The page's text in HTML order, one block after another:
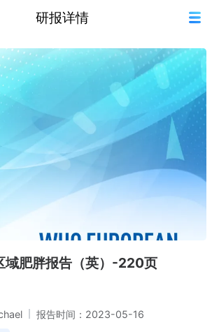
研报详情
域肥胖报告（英）-220页
报告时间：2023-05-16